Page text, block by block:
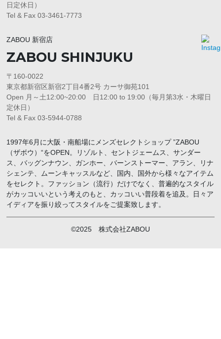
日定休日）
Tel & Fax 03-3461-7773
ZABOU 新宿店
ZABOU SHINJUKU
〒160-0022
東京都新宿区新宿2丁目4番2号 カーサ御苑101
Open 月～土12:00~20:00 日12:00 to 19:00（毎月第3水・木曜日
定休日）
Tel & Fax 03-5944-0788
1997年6月に大阪・南船場にメンズセレクトショップ ”ZABOU
（ザボウ）“をOPEN。リゾルト、セントジェームス、サンダー
ス、バッグンナウン、ガンホー、バーンストーマー、アラン、リナ
シェンテ、ムーンキャッスルなど、国内、国外から様々なアイテム
をセレクト。ファッション（流行）だけでなく、普遍的なスタイル
がカッコいいという考えのもと、カッコいい普段着を追及。日々ア
イディアを振り絞ってスタイルをご提案致します。
©2025 株式会社ZABOU